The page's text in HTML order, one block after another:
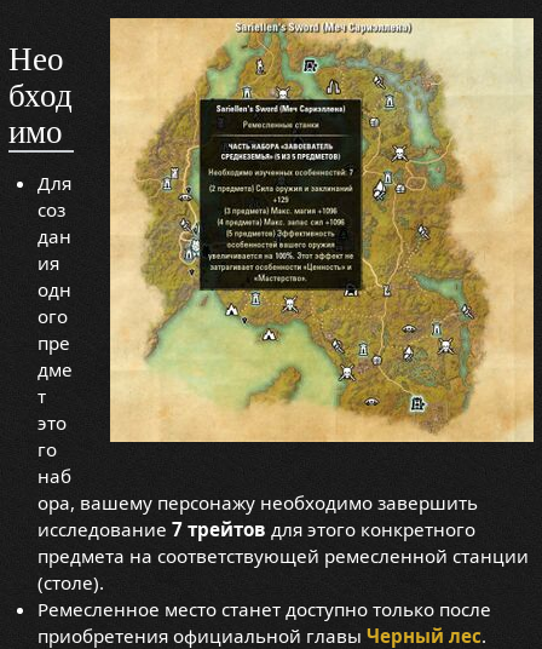
Нео
бход
имо
Для
соз
дан
ия
одн
ого
пре
дме
т
это
го
наб
ора, вашему персонажу необходимо завершить
исследование7 трейтов для этого конкретного
предмета на соответствующей ремесленной станции
(столе).
Ремесленное место станет доступно только после
приобретения официальной главыЧерный лес.